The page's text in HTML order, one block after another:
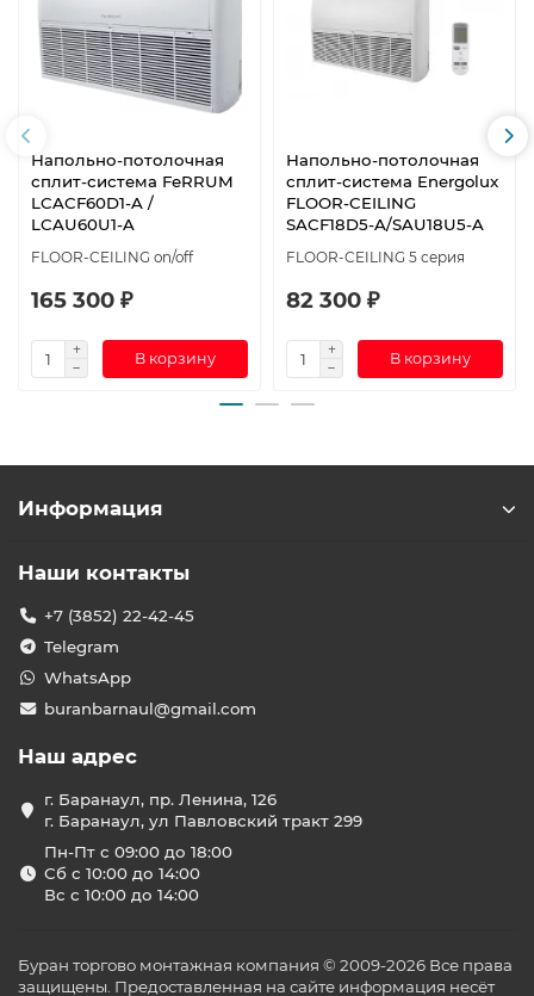
Напольно-потолочная
сплит-система FeRRUM
LCACF60D1-A /
LCAU60U1-A
FLOOR-CEILING on/off
165 300 ₽
В корзину
Напольно-потолочная
сплит-система Energolux
FLOOR-CEILING
SACF18D5-A/SAU18U5-A
FLOOR-CEILING 5 серия
82 300 ₽
В корзину
Информация
Наши контакты
+7 (3852) 22-42-45
Telegram
WhatsApp
buranbarnaul@gmail.com
Наш адрес
г. Баранаул, пр. Ленина, 126
г. Баранаул, ул Павловский тракт 299
Пн-Пт с 09:00 до 18:00
Сб с 10:00 до 14:00
Вс с 10:00 до 14:00
Буран торгово монтажная компания © 2009-2026 Все права
защищены. Предоставленная на сайте информация несёт